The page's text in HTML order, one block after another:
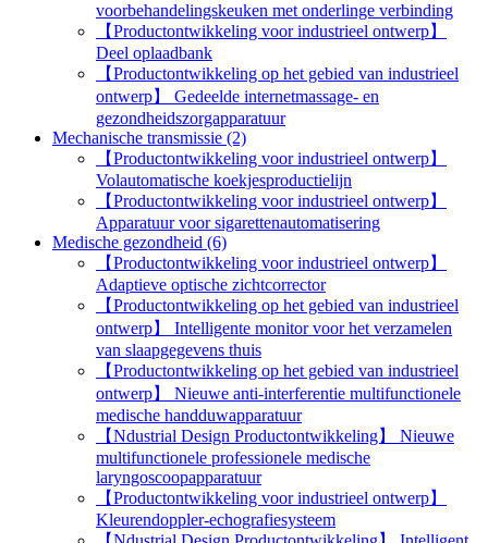
voorbehandelingskeuken met onderlinge verbinding
【Productontwikkeling voor industrieel ontwerp】
Deel oplaadbank
【Productontwikkeling op het gebied van industrieel
ontwerp】 Gedeelde internetmassage- en
gezondheidszorgapparatuur
Mechanische transmissie (2)
【Productontwikkeling voor industrieel ontwerp】
Volautomatische koekjesproductielijn
【Productontwikkeling voor industrieel ontwerp】
Apparatuur voor sigarettenautomatisering
Medische gezondheid (6)
【Productontwikkeling voor industrieel ontwerp】
Adaptieve optische zichtcorrector
【Productontwikkeling op het gebied van industrieel
ontwerp】 Intelligente monitor voor het verzamelen
van slaapgegevens thuis
【Productontwikkeling op het gebied van industrieel
ontwerp】 Nieuwe anti-interferentie multifunctionele
medische handduwapparatuur
【Ndustrial Design Productontwikkeling】 Nieuwe
multifunctionele professionele medische
laryngoscoopapparatuur
【Productontwikkeling voor industrieel ontwerp】
Kleurendoppler-echografiesysteem